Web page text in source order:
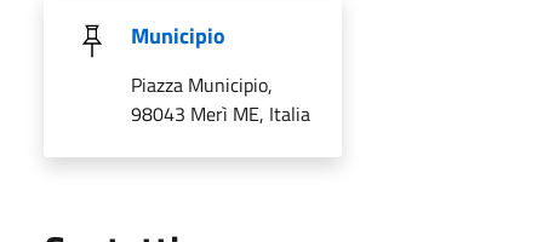
Municipio
Piazza Municipio,
98043 Merì ME, Italia